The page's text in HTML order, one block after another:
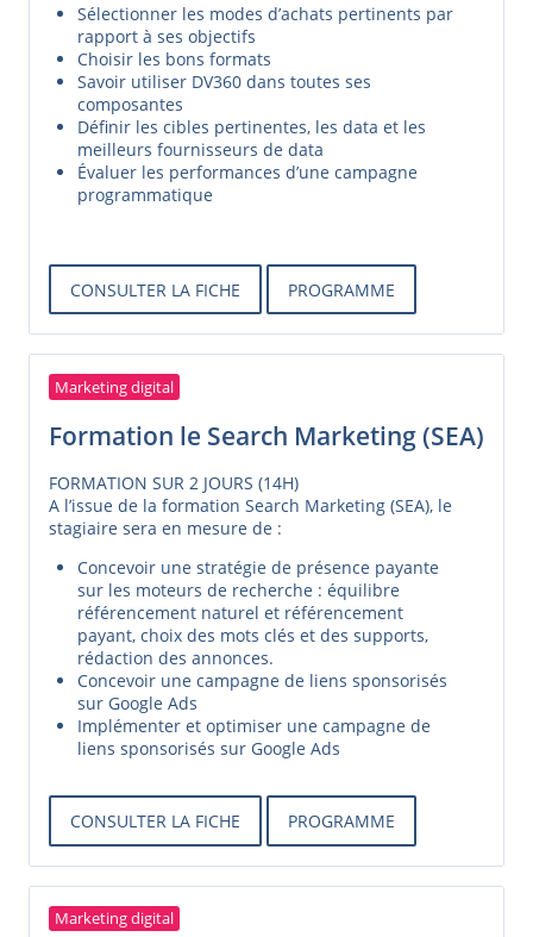
Sélectionner les modes d’achats pertinents par
rapport à ses objectifs
Choisir les bons formats
Savoir utiliser DV360 dans toutes ses
composantes
Définir les cibles pertinentes, les data et les
meilleurs fournisseurs de data
Évaluer les performances d’une campagne
programmatique
CONSULTER LA FICHE PROGRAMME
Marketing digital
Formation le Search Marketing (SEA)
FORMATION SUR 2 JOURS (14H)
A l’issue de la formation Search Marketing (SEA), le
stagiaire sera en mesure de :
Concevoir une stratégie de présence payante
sur les moteurs de recherche : équilibre
référencement naturel et référencement
payant, choix des mots clés et des supports,
rédaction des annonces.
Concevoir une campagne de liens sponsorisés
sur Google Ads
Implémenter et optimiser une campagne de
liens sponsorisés sur Google Ads
CONSULTER LA FICHE PROGRAMME
Marketing digital